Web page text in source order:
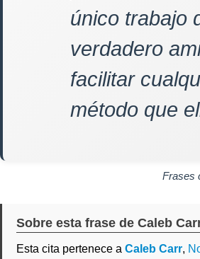
único trabajo
verdadero
facilitar
método que
Frases
Sobre esta frase de Caleb
Esta cita pertenece a Caleb Carr,